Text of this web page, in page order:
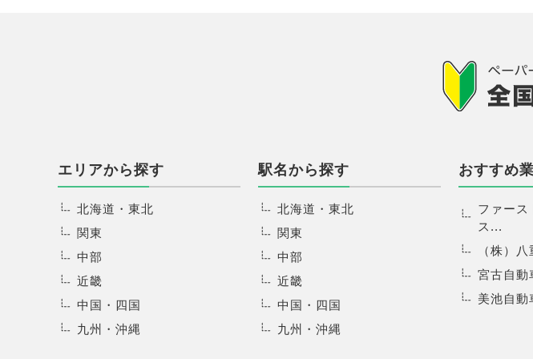
エリアから探す
北海道・東北
関東
中部
近畿
中国・四国
九州・沖縄
駅名から探す
北海道・東北
関東
中部
近畿
中国・四国
九州・沖縄
おすすめ
ファース
ス...
（株）
宮古自動
美池自動